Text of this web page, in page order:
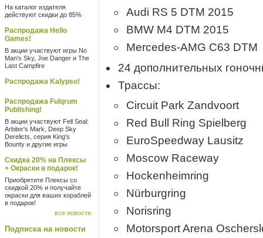
На каталог издателя
действуют скидки до 85%
Распродажа Hello
Games!
В акции участвуют игры No
Man's Sky, Joe Danger и The
Last Campfire
Распродажа Kalypso!
Распродажа Fulqrum
Publishing!
В акции участвуют Fell Seal:
Arbiter's Mark, Deep Sky
Derelicts, серия King's
Bounty и другие игры
Скидка 20% на Плексы
+ Окраски в подарок!
Приобретите Плексы со
скидкой 20% и получайте
окраски для ваших кораблей
в подарок!
все новости
Подписка на новости
Audi RS 5 DTM 2015
BMW M4 DTM 2015
Mercedes-AMG C63 DTM
24 дополнительных
Трассы:
Circuit Park Zandvoort
Red Bull Ring Spielberg
EuroSpeedway Lausitz
Moscow Raceway
Hockenheimring
Nürburgring
Norisring
Motorsport Arena